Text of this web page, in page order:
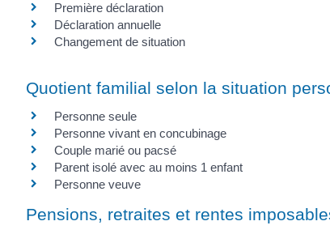
Première déclaration
Déclaration annuelle
Changement de situation
Quotient familial selon la situation
Personne seule
Personne vivant en concubinage
Couple marié ou pacsé
Parent isolé avec au moins 1 enfant
Personne veuve
Pensions, retraites et rentes